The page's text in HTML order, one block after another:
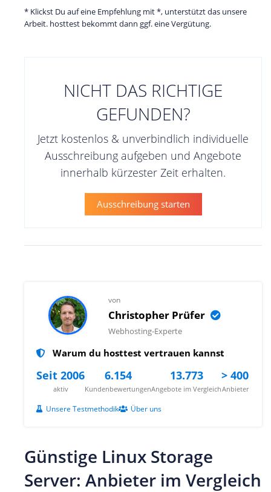
* Klickst Du auf eine Empfehlung mit *, unterstützt das unsere
Arbeit. hosttest bekommt dann ggf. eine Vergütung.
NICHT DAS RICHTIGE
GEFUNDEN?
Jetzt kostenlos & unverbindlich individuelle
Ausschreibung aufgeben und Angebote
innerhalb kürzester Zeit erhalten.
Ausschreibung starten
von
Christopher Prüfer
Webhosting-Experte
Warum du hosttest vertrauen kannst
Seit 2006
aktiv
6.154
Kundenbewertungen
13.773
Angebote im Vergleich
> 400
Anbieter
Unsere Testmethodik Über uns
Günstige Linux Storage
Server: Anbieter im Vergleich